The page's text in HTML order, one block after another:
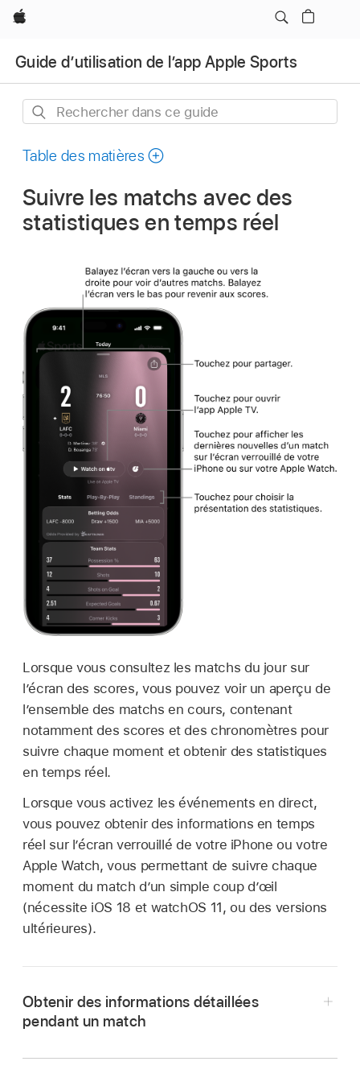
Apple
Guide d’utilisation de l’app Apple Sports
Rechercher
ce
Table des matières
Suivre les matchs avec des
statistiques en temps réel
Lorsque vous consultez les matchs du jour sur
l’écran des scores, vous pouvez voir un aperçu de
l’ensemble des matchs en cours, contenant
notamment des scores et des chronomètres pour
suivre chaque moment et obtenir des statistiques
en temps réel.
Lorsque vous activez les événements en direct,
vous pouvez obtenir des informations en temps
réel sur l’écran verrouillé de votre iPhone ou votre
Apple Watch, vous permettant de suivre chaque
moment du match d’un simple coup d’œil
(nécessite iOS 18 et watchOS 11, ou des versions
ultérieures).
Obtenir des informations détaillées
pendant un match